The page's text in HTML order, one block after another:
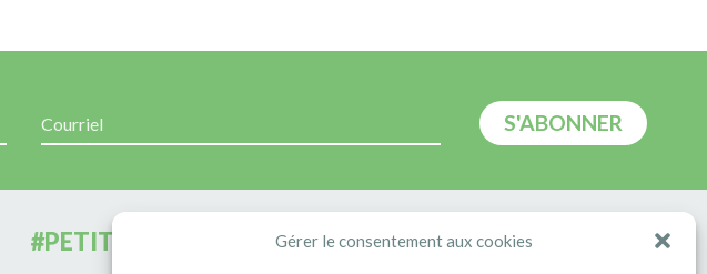
Gérer le consentement aux cookies
#PETITERIVIÈRE